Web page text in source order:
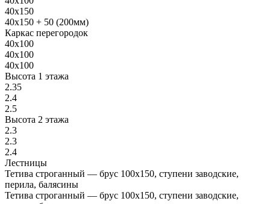
40х150
40х150 + 50 (200мм)
Каркас перегородок
40х100
40х100
40х100
Высота 1 этажа
2.35
2.4
2.5
Высота 2 этажа
2.3
2.3
2.4
Лестницы
Тетива строганный — брус 100х150, ступени заводские,
перила, балясины
Тетива строганный — брус 100х150, ступени заводские,